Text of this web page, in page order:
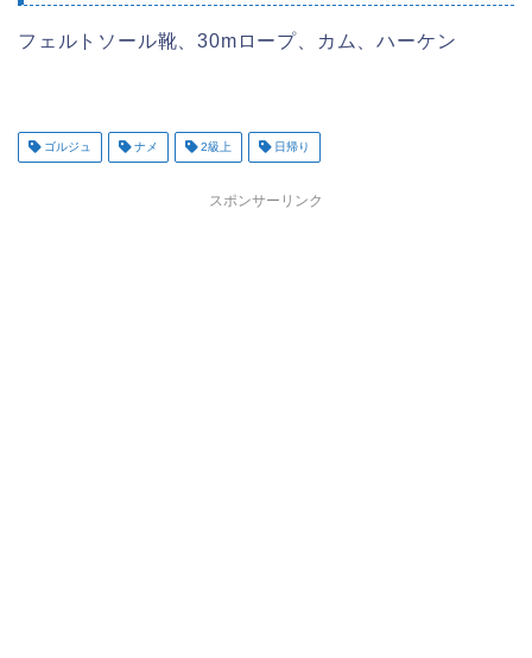
フェルトソール靴、30mロープ、カム、ハーケン
ゴルジュ ナメ 2級上 日帰り
スポンサーリンク